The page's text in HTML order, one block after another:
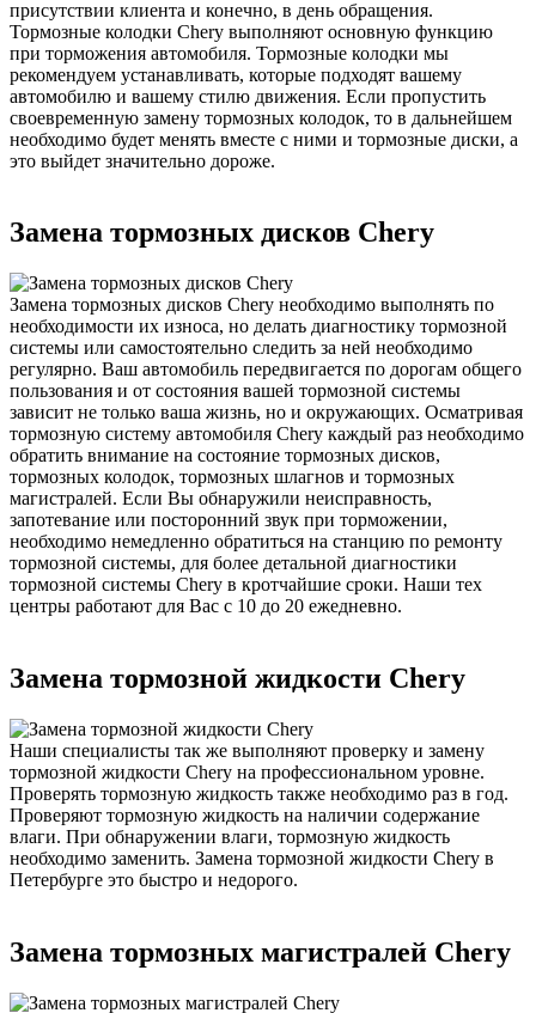
присутствии клиента и конечно, в день обращения.
Тормозные колодки Chery выполняют основную функцию
при торможения автомобиля. Тормозные колодки мы
рекомендуем устанавливать, которые подходят вашему
автомобилю и вашему стилю движения. Если пропустить
своевременную замену тормозных колодок, то в дальнейшем
необходимо будет менять вместе с ними и тормозные диски, а
это выйдет значительно дороже.
Замена тормозных дисков Chery
Замена тормозных дисков Chery необходимо выполнять по
необходимости их износа, но делать диагностику тормозной
системы или самостоятельно следить за ней необходимо
регулярно. Ваш автомобиль передвигается по дорогам общего
пользования и от состояния вашей тормозной системы
зависит не только ваша жизнь, но и окружающих. Осматривая
тормозную систему автомобиля Chery каждый раз необходимо
обратить внимание на состояние тормозных дисков,
тормозных колодок, тормозных шлагнов и тормозных
магистралей. Если Вы обнаружили неисправность,
запотевание или посторонний звук при торможении,
необходимо немедленно обратиться на станцию по ремонту
тормозной системы, для более детальной диагностики
тормозной системы Chery в кротчайшие сроки. Наши тех
центры работают для Вас с 10 до 20 ежедневно.
Замена тормозной жидкости Chery
Наши специалисты так же выполняют проверку и замену
тормозной жидкости Chery на профессиональном уровне.
Проверять тормозную жидкость также необходимо раз в год.
Проверяют тормозную жидкость на наличии содержание
влаги. При обнаружении влаги, тормозную жидкость
необходимо заменить. Замена тормозной жидкости Chery в
Петербурге это быстро и недорого.
Замена тормозных магистралей Chery